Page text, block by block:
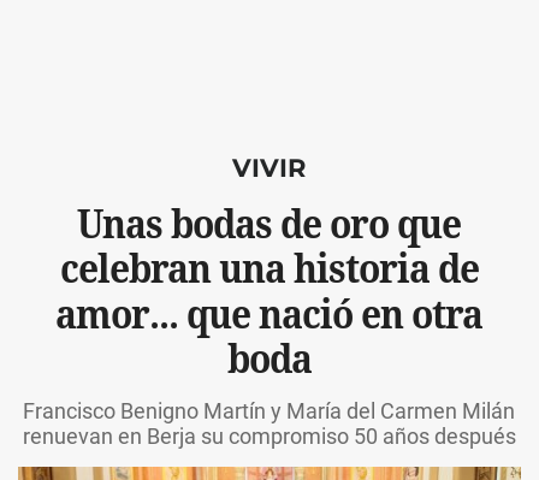
VIVIR
Unas bodas de oro que
celebran una historia de
amor... que nació en otra
boda
Francisco Benigno Martín y María del Carmen Milán
renuevan en Berja su compromiso 50 años después